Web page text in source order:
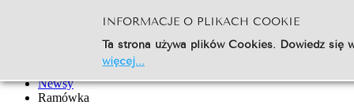
Go
Strona Główna
Newsy
Ramówka
INFORMACJE O PLIKACH COOKIE
Ta strona używa plików Cookies. Dowiedz
więcej...